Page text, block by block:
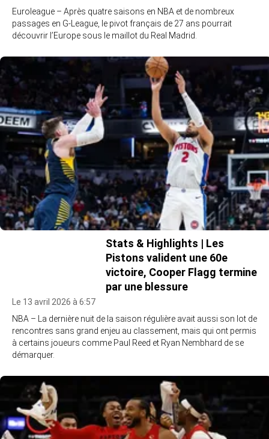
Euroleague – Après quatre saisons en NBA et de nombreux
passages en G-League, le pivot français de 27 ans pourrait
découvrir l’Europe sous le maillot du Real Madrid.
Stats & Highlights | Les
Pistons valident une 60e
victoire, Cooper Flagg termine
par une blessure
Le 13 avril 2026 à 6:57
NBA – La dernière nuit de la saison régulière avait aussi son lot de
rencontres sans grand enjeu au classement, mais qui ont permis
à certains joueurs comme Paul Reed et Ryan Nembhard de se
démarquer.